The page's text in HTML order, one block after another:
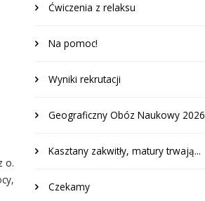
o.
Ćwiczenia z relaksu
Na pomoc!
Wyniki rekrutacji
Geograficzny Obóz Naukowy 2026
Kasztany zakwitły, matury trwają...
Czekamy